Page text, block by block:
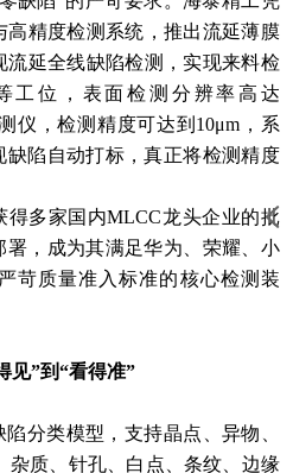
精度检测系统，推出流延薄膜
延全线缺陷检测，实现来料检
工位，表面检测分辨率高达
仪，检测精度可达到10μm，系
陷自动打标，真正将检测精度
得多家国内MLCC龙头企业的批
，成为其满足华为、荣耀、小
苛质量准入标准的核心检测装
见”到“看得准”
分类模型，支持晶点、异物、
杂质、针孔、白点、条纹、边缘